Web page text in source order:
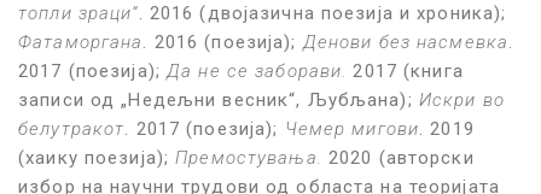
топли зраци“ . 2016 (двојазична поезија и хроника);
Фатаморгана
. 2016 (поезија); Денови без насмевка
2017 (поезија); Да не се заборави.
2017 (книга
записи од „Недељни весник“, Љубљана); Искри во
белутракот . 2017 (поезија); Чемер мигови . 2019
(хаику поезија); Премостувања.
2020 (авторски
избор на научни трудови од областа на теоријата